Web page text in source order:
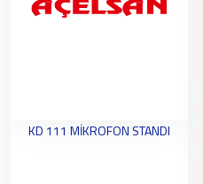
KD 111 MİKROFON STANDI